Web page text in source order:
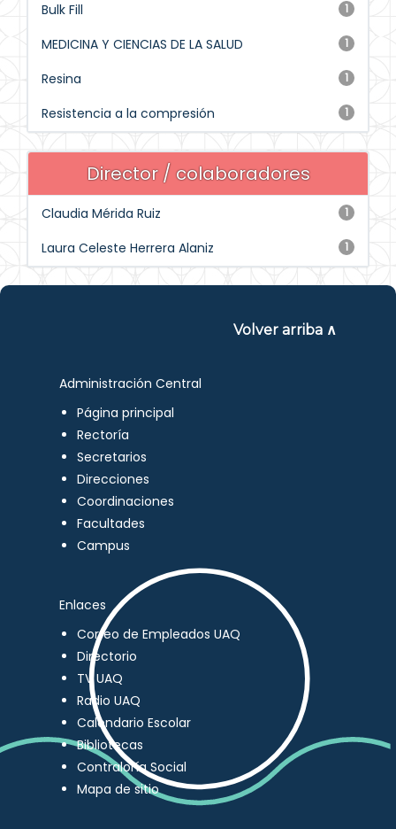
1
Bulk Fill
1
MEDICINA Y CIENCIAS DE LA SALUD
1
Resina
1
Resistencia a la compresión
Director / colaboradores
1
Claudia Mérida Ruiz
1
Laura Celeste Herrera Alaniz
Volver arriba ∧
Administración Central
Página principal
Rectoría
Secretarios
Direcciones
Coordinaciones
Facultades
Campus
Enlaces
Correo de Empleados UAQ
Directorio
TV UAQ
Radio UAQ
Calendario Escolar
Bibliotecas
Contraloría Social
Mapa de sitio